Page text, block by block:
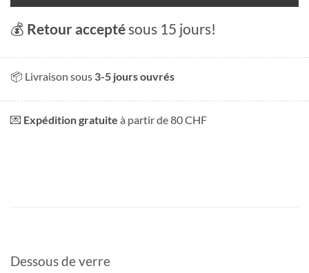
💰 Retour accepté sous 15 jours!
📦 Livraison sous 3-5 jours ouvrés
💌 Expédition gratuite à partir de 80 CHF
Dessous de verre